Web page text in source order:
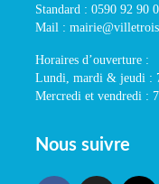
Standard : 0590 92 90
Mail :
Horaires d’ouverture :
Lundi, mardi & jeudi :
Mercredi et vendredi :
Nous suivre